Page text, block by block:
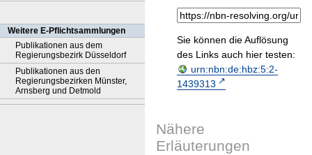
Weitere E-Pflichtsammlungen
Publikationen aus dem
Regierungsbezirk Düsseldorf
Publikationen aus den
Regierungsbezirken Münster,
Arnsberg und Detmold
Sie können die Auflösung
des Links auch hier testen:
urn:nbn:de:hbz:5:2-
1439313
Nähere
Erläuterungen